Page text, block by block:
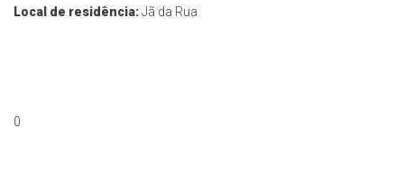
Local de residência:Jã da Rua
0